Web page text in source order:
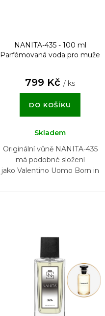
NANITA-435 - 100 ml
Parfémovaná voda pro muže
799 Kč / ks
DO KOŠÍKU
Skladem
Originální vůně NANITA-435
má podobné složení
jako Valentino Uomo Born in